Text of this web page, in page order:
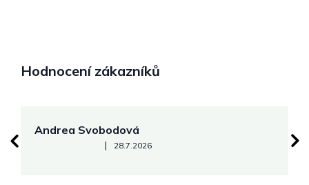
Hodnocení zákazníků
Andrea Svobodová
Hodnocení obchodu je 5 z 5 hvězdiček.
| 28.7.2026